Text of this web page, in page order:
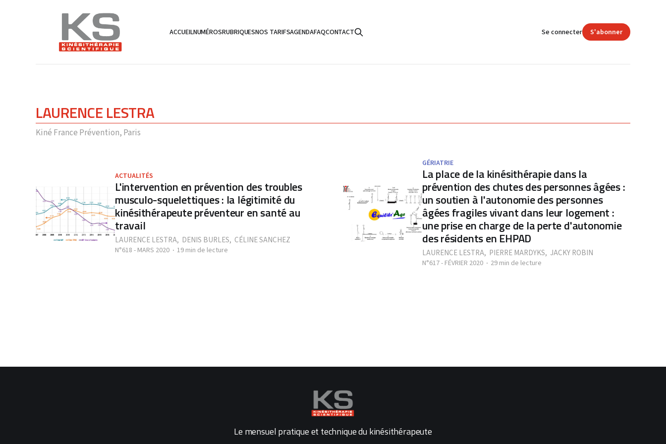
ACCUEILNUMÉROSRUBRIQUESNOS TARIFSAGENDAFAQCONTACT Se connecter S'abonner
LAURENCE LESTRA
Kiné France Prévention, Paris
ACTUALITÉS
L'intervention en prévention des troubles
musculo-squelettiques : la légitimité du
kinésithérapeute préventeur en santé au
travail
LAURENCE LESTRA, DENIS BURLES, CÉLINE SANCHEZ
N°618 - MARS 2020 19 min de lecture
GÉRIATRIE
La place de la kinésithérapie dans la
prévention des chutes des personnes âgées :
un soutien à l'autonomie des personnes
âgées fragiles vivant dans leur logement :
une prise en charge de la perte d'autonomie
des résidents en EHPAD
LAURENCE LESTRA, PIERRE MARDYKS, JACKY ROBIN
N°617 - FÉVRIER 2020 29 min de lecture
Le mensuel pratique et technique du kinésithérapeute